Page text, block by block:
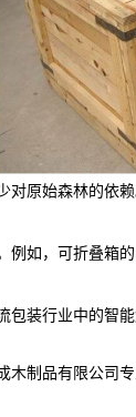
原始森林的
如，可折叠
装行业中的
制品有限公